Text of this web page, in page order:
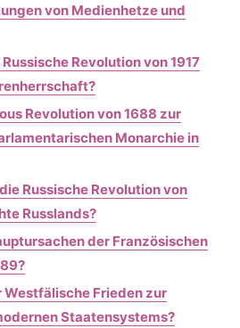
von Medienhetze und
Revolution von 1917
Revolution von 1688 zur
Monarchie in
Russische Revolution von
Russlands?
der Französischen
Frieden zur
Staatensystems?